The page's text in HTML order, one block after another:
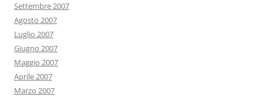
Settembre 2007
Agosto 2007
Luglio 2007
Giugno 2007
Maggio 2007
Aprile 2007
Marzo 2007